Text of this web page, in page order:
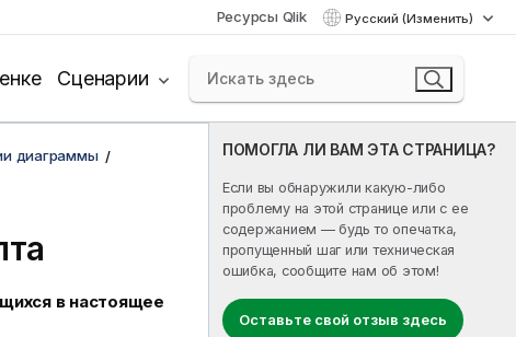
Ресурсы Qlik Русский (Изменить)
Сценарии
ПОМОГЛА ЛИ ВАМ ЭТА СТРАНИЦА?
Если вы обнаружили какую-либо
проблему на этой странице или с ее
содержанием — будь то опечатка,
пропущенный шаг или техническая
ошибка, сообщите нам об этом!
Оставьте свой отзыв здесь
диаграммы
в настоящее